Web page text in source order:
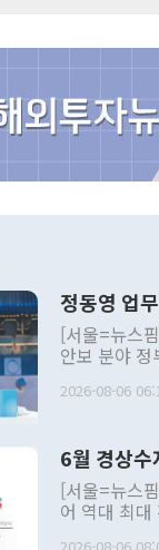
정동영 업
[서울=뉴스
안보 분야
발언 중에는
주의적 희망
관의 대북 정
관 부처 장
관의 무리한
2026-08-06
6월 경상수
[서울=뉴스
어 역대 최